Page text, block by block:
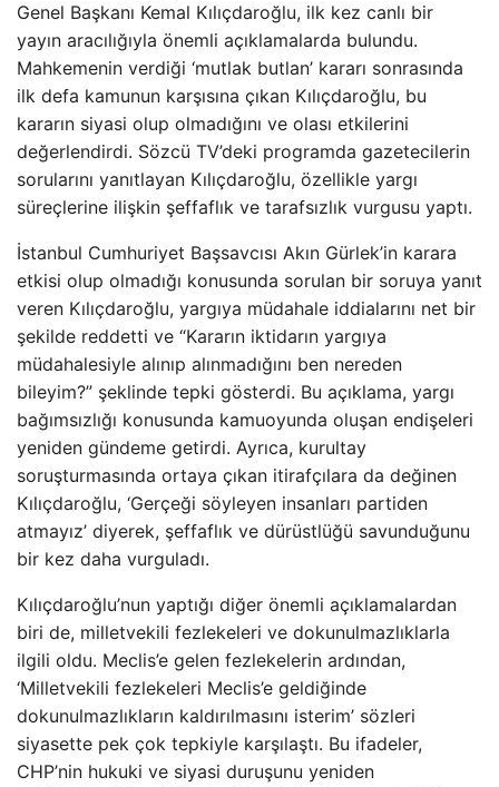
Genel Başkanı Kemal Kılıçdaroğlu, ilk kez canlı bir
yayın aracılığıyla önemli açıklamalarda bulundu.
Mahkemenin verdiği ‘mutlak butlan’ kararı sonrasında
ilk defa kamunun karşısına çıkan Kılıçdaroğlu, bu
kararın siyasi olup olmadığını ve olası etkilerini
değerlendirdi. Sözcü TV’deki programda gazetecilerin
sorularını yanıtlayan Kılıçdaroğlu, özellikle yargı
süreçlerine ilişkin şeffaflık ve tarafsızlık vurgusu yaptı.
İstanbul Cumhuriyet Başsavcısı Akın Gürlek’in karara
etkisi olup olmadığı konusunda sorulan bir soruya yanıt
veren Kılıçdaroğlu, yargıya müdahale iddialarını net bir
şekilde reddetti ve “Kararın iktidarın yargıya
müdahalesiyle alınıp alınmadığını ben nereden
bileyim?” şeklinde tepki gösterdi. Bu açıklama, yargı
bağımsızlığı konusunda kamuoyunda oluşan endişeleri
yeniden gündeme getirdi. Ayrıca, kurultay
soruşturmasında ortaya çıkan itirafçılara da değinen
Kılıçdaroğlu, ‘Gerçeği söyleyen insanları partiden
atmayız’ diyerek, şeffaflık ve dürüstlüğü savunduğunu
bir kez daha vurguladı.
Kılıçdaroğlu’nun yaptığı diğer önemli açıklamalardan
biri de, milletvekili fezlekeleri ve dokunulmazlıklarla
ilgili oldu. Meclis’e gelen fezlekelerin ardından,
‘Milletvekili fezlekeleri Meclis’e geldiğinde
dokunulmazlıkların kaldırılmasını isterim’ sözleri
siyasette pek çok tepkiyle karşılaştı. Bu ifadeler,
CHP’nin hukuki ve siyasi duruşunu yeniden